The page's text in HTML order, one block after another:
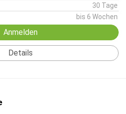
30 Tage
bis 6 Wochen
Anmelden
Details